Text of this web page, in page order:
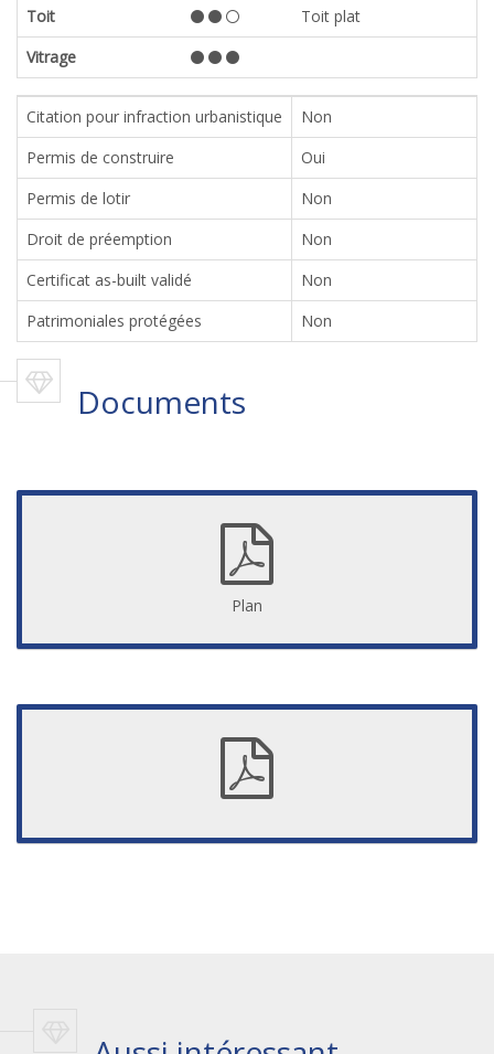
Toit
Toit plat
Vitrage
Citation pour infraction urbanistique
Non
Permis de construire
Oui
Permis de lotir
Non
Droit de préemption
Non
Certificat as-built validé
Non
Patrimoniales protégées
Non
Documents
Plan